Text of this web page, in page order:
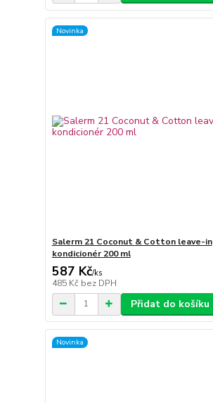
Novinka
Salerm 21 Coconut & Cotton leave-in
kondicionér 200 ml
587 Kč/ks
485 Kč bez DPH
Přidat do košíku
Novinka